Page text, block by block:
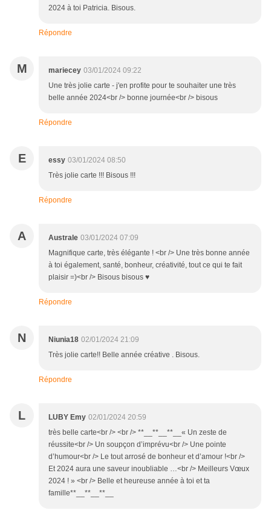
2024 à toi Patricia. Bisous.
Répondre
M mariecey 03/01/2024 09:22
Une très jolie carte - j'en profite pour te souhaiter une très
belle année 2024<br /> bonne journée<br /> bisous
Répondre
E essy 03/01/2024 08:50
Très jolie carte !!! Bisous !!!
Répondre
A Australe 03/01/2024 07:09
Magnifique carte, très élégante ! <br /> Une très bonne année
à toi également, santé, bonheur, créativité, tout ce qui te fait
plaisir =)<br /> Bisous bisous ♥
Répondre
N Niunia18 02/01/2024 21:09
Très jolie carte!! Belle année créative . Bisous.
Répondre
L LUBY Emy 02/01/2024 20:59
très belle carte<br /> <br /> **__**__**__« Un zeste de
réussite<br /> Un soupçon d’imprévu<br /> Une pointe
d’humour<br /> Le tout arrosé de bonheur et d’amour !<br />
Et 2024 aura une saveur inoubliable …<br /> Meilleurs Vœux
2024 ! » <br /> Belle et heureuse année à toi et ta
famille**__**__**__